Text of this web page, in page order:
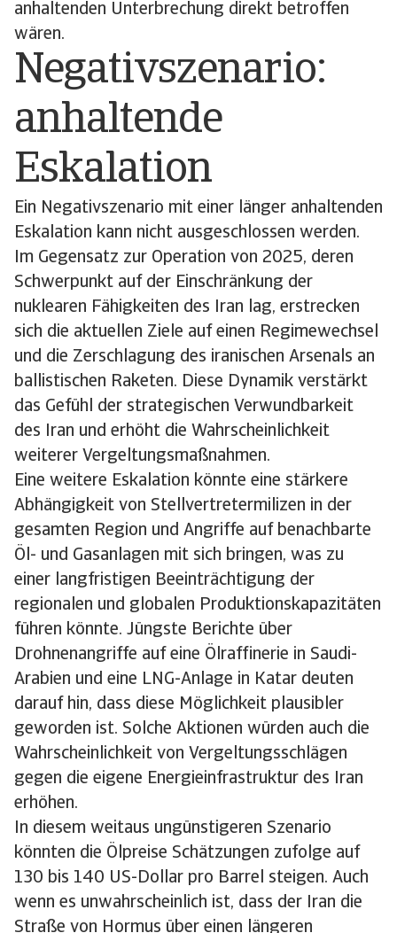
anhaltenden Unterbrechung direkt betroffen
wären.
Negativszenario:
anhaltende
Eskalation
Ein Negativszenario mit einer länger anhaltenden
Eskalation kann nicht ausgeschlossen werden.
Im Gegensatz zur Operation von 2025, deren
Schwerpunkt auf der Einschränkung der
nuklearen Fähigkeiten des Iran lag, erstrecken
sich die aktuellen Ziele auf einen Regimewechsel
und die Zerschlagung des iranischen Arsenals an
ballistischen Raketen. Diese Dynamik verstärkt
das Gefühl der strategischen Verwundbarkeit
des Iran und erhöht die Wahrscheinlichkeit
weiterer Vergeltungsmaßnahmen.
Eine weitere Eskalation könnte eine stärkere
Abhängigkeit von Stellvertretermilizen in der
gesamten Region und Angriffe auf benachbarte
Öl- und Gasanlagen mit sich bringen, was zu
einer langfristigen Beeinträchtigung der
regionalen und globalen Produktionskapazitäten
führen könnte. Jüngste Berichte über
Drohnenangriffe auf eine Ölraffinerie in Saudi-
Arabien und eine LNG-Anlage in Katar deuten
darauf hin, dass diese Möglichkeit plausibler
geworden ist. Solche Aktionen würden auch die
Wahrscheinlichkeit von Vergeltungsschlägen
gegen die eigene Energieinfrastruktur des Iran
erhöhen.
In diesem weitaus ungünstigeren Szenario
könnten die Ölpreise Schätzungen zufolge auf
130 bis 140 US-Dollar pro Barrel steigen. Auch
wenn es unwahrscheinlich ist, dass der Iran die
Straße von Hormus über einen längeren